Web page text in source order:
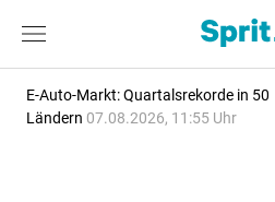
E-Auto-Markt: Quartalsrekorde in 50
Ländern 07.08.2026, 11:55 Uhr